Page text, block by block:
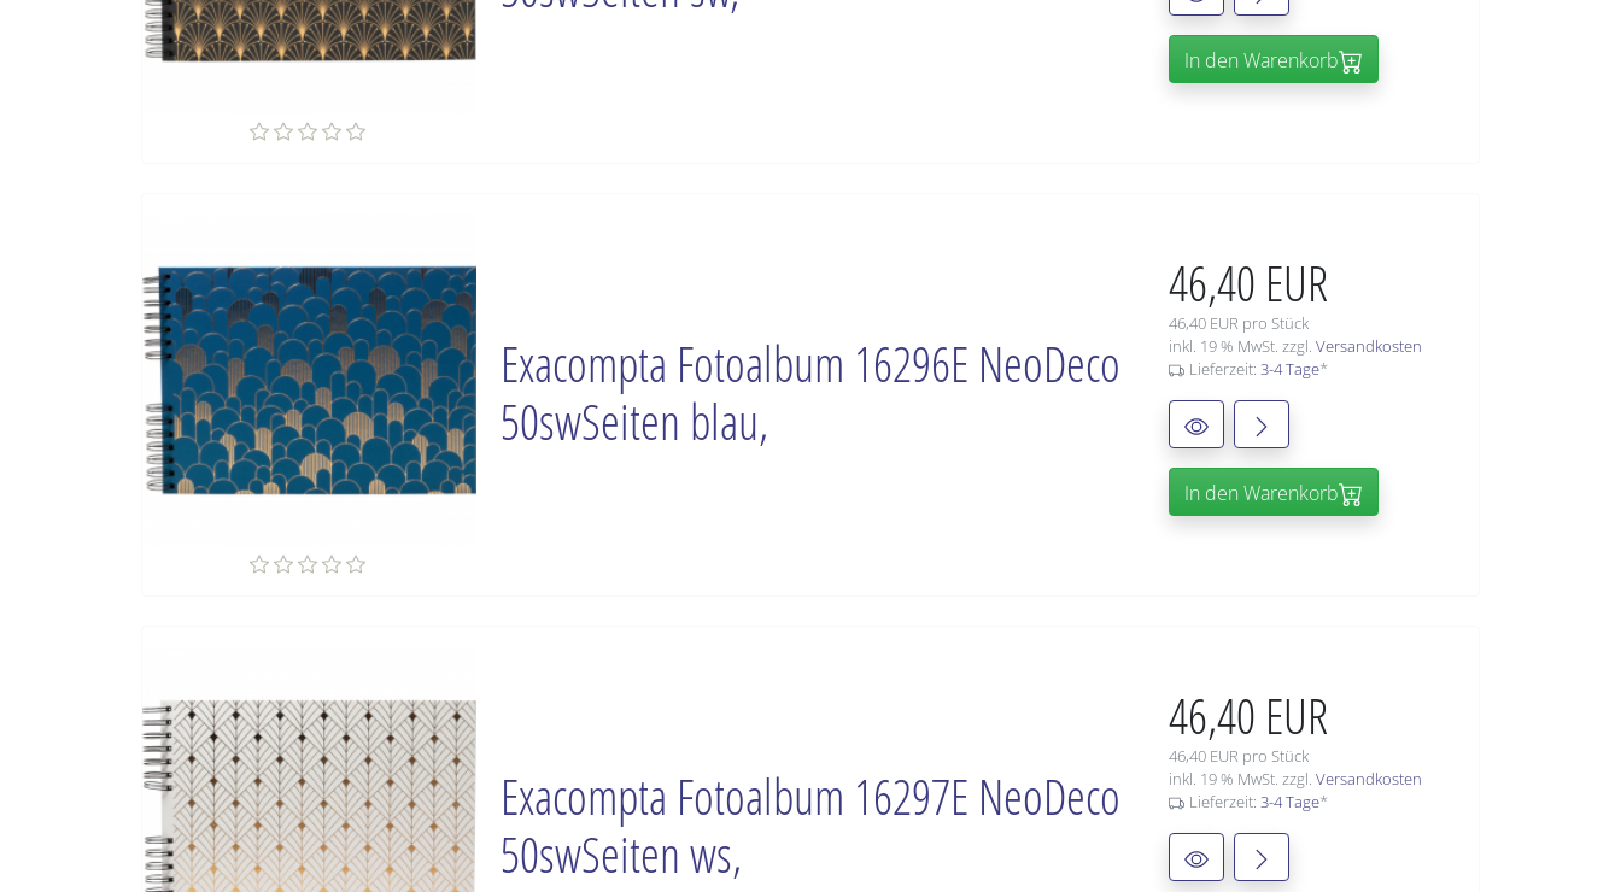
In den Warenkorb
46,40 EUR
46,40 EUR pro Stück
inkl. 19 % MwSt. zzgl. Versandkosten
Lieferzeit: 3-4 Tage*
In den Warenkorb
Exacompta Fotoalbum 16296E NeoDeco
50swSeiten blau,
46,40 EUR
46,40 EUR pro Stück
inkl. 19 % MwSt. zzgl. Versandkosten
Lieferzeit: 3-4 Tage*
Exacompta Fotoalbum 16297E NeoDeco
50swSeiten ws,